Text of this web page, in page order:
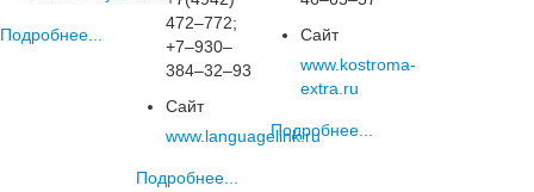
Подробнее...
472‒772;
+7‒930‒
384‒32‒93
Сайт
www.languagelink.ru
Подробнее...
Сайт
www.kostroma-
extra.ru
Подробнее...